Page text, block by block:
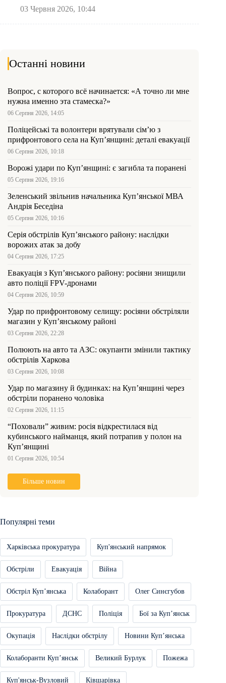
03 Червня 2026, 10:44
Останні новини
Вопрос, с которого всё начинается: «А точно ли мне
нужна именно эта стамеска?»
06 Серпня 2026, 14:05
Поліцейські та волонтери врятували сім’ю з
прифронтового села на Куп’янщині: деталі евакуації
06 Серпня 2026, 10:18
Ворожі удари по Куп’янщині: є загибла та поранені
05 Серпня 2026, 19:16
Зеленський звільнив начальника Купʼянської МВА
Андрія Беседіна
05 Серпня 2026, 10:16
Серія обстрілів Куп’янського району: наслідки
ворожих атак за добу
04 Серпня 2026, 17:25
Евакуація з Куп’янського району: росіяни знищили
авто поліції FPV-дронами
04 Серпня 2026, 10:59
Удар по прифронтовому селищу: росіяни обстріляли
магазин у Куп’янському районі
03 Серпня 2026, 22:28
Полюють на авто та АЗС: окупанти змінили тактику
обстрілів Харкова
03 Серпня 2026, 10:08
Удар по магазину й будинках: на Куп’янщині через
обстріли поранено чоловіка
02 Серпня 2026, 11:15
“Поховали” живим: росія відкрестилася від
кубинського найманця, який потрапив у полон на
Куп’янщині
01 Серпня 2026, 10:54
Більше новин
Популярні теми
Харківська прокуратура Куп'янський напрямок
Обстріли Евакуація Війна
Обстріл Купʼянська Колаборант Олег Синєгубов
Прокуратура ДСНС Поліція Бої за Купʼянськ
Окупація Наслідки обстрілу Новини Купʼянська
Колаборанти Купʼянськ Великий Бурлук Пожежа
Куп'янськ-Вузловий Ківшарівка